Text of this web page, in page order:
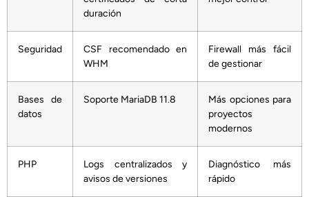
duración
Seguridad
CSF recomendado en
WHM
Firewall más fácil
de gestionar
Bases de
datos
Soporte MariaDB 11.8
Más opciones para
proyectos
modernos
PHP
Logs centralizados y
avisos de versiones
Diagnóstico más
rápido